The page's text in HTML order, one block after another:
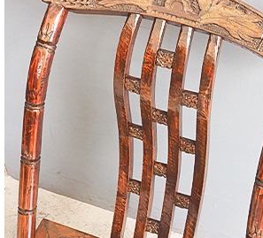
9月
火
土
1
5
8
12
14 15 16
19
21 22 23 24 25
26